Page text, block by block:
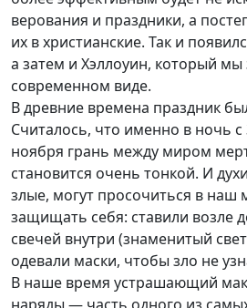
верования и праздники, а
их в христианские. Так и
а затем и Хэллоуин, который
современном виде.
В древние времена праздник
Считалось, что именно в ночь с
ноября грань между миром
становится очень тонкой. И
злые, могут просочиться в наш
защищать себя: ставили возле
свечей внутри (знаменитый
одевали маски, чтобы зло не
В наше время устрашающий